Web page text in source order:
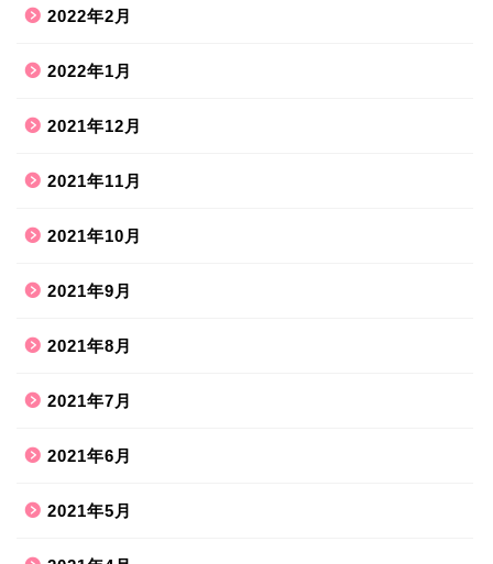
2022年2月
2022年1月
2021年12月
2021年11月
2021年10月
2021年9月
2021年8月
2021年7月
2021年6月
2021年5月